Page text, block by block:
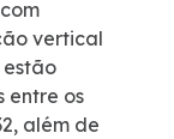
vertical
estão
entre os
além de